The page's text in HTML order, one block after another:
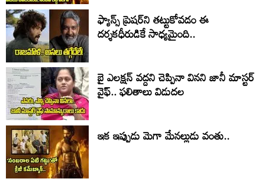
ఫ్యాన్స్‌ ప్రెషర్‌ని తట్టుకోవడం ఈ
దర్శకధీరుడికే సాధ్యమైంది..
బై ఎలక్షన్ వద్దని చెప్పినా వినని జానీ మాస్టర్
వైఫ్.. ఫలితాలు విడుదల
ఇక ఇప్పుడు మెగా మేనల్లుడు వంతు..